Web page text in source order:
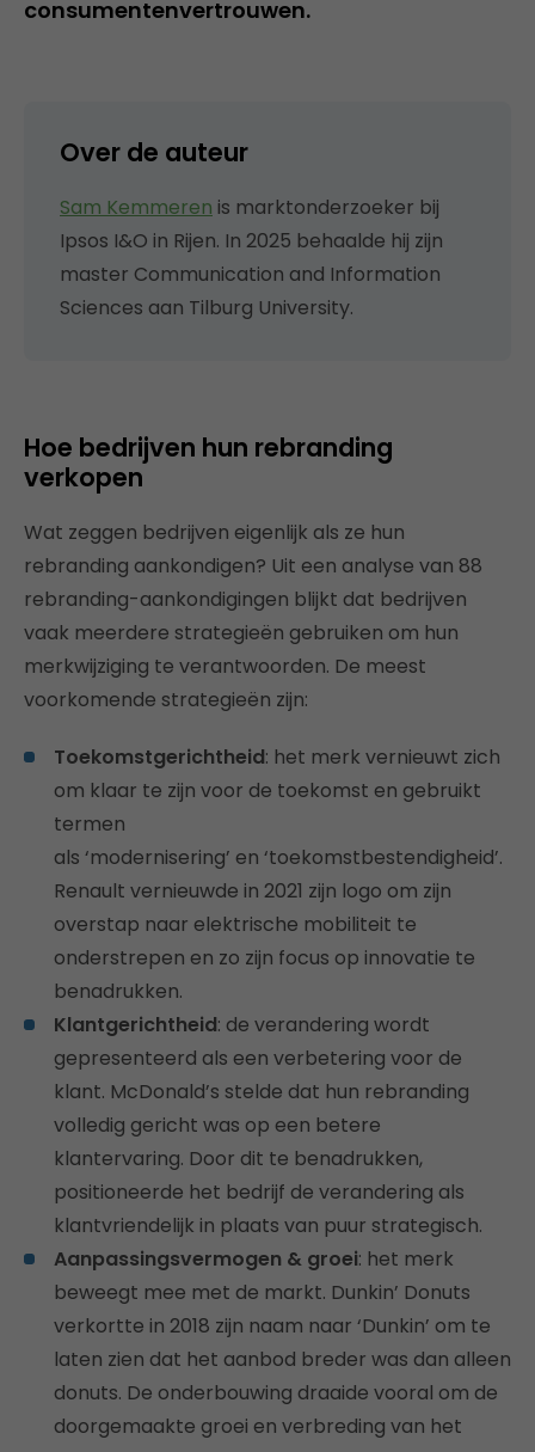
consumentenvertrouwen.
Over de auteur
Sam Kemmeren is marktonderzoeker bij
Ipsos I&O in Rijen. In 2025 behaalde hij zijn
master Communication and Information
Sciences aan Tilburg University.
Hoe bedrijven hun rebranding
verkopen
Wat zeggen bedrijven eigenlijk als ze hun
rebranding aankondigen? Uit een analyse van 88
rebranding-aankondigingen blijkt dat bedrijven
vaak meerdere strategieën gebruiken om hun
merkwijziging te verantwoorden. De meest
voorkomende strategieën zijn:
Toekomstgerichtheid: het merk vernieuwt zich
om klaar te zijn voor de toekomst en gebruikt
termen
als ‘modernisering’ en ‘toekomstbestendigheid’.
Renault vernieuwde in 2021 zijn logo om zijn
overstap naar elektrische mobiliteit te
onderstrepen en zo zijn focus op innovatie te
benadrukken.
Klantgerichtheid: de verandering wordt
gepresenteerd als een verbetering voor de
klant. McDonald’s stelde dat hun rebranding
volledig gericht was op een betere
klantervaring. Door dit te benadrukken,
positioneerde het bedrijf de verandering als
klantvriendelijk in plaats van puur strategisch.
Aanpassingsvermogen & groei: het merk
beweegt mee met de markt. Dunkin’ Donuts
verkortte in 2018 zijn naam naar ‘Dunkin’ om te
laten zien dat het aanbod breder was dan alleen
donuts. De onderbouwing draaide vooral om de
doorgemaakte groei en verbreding van het